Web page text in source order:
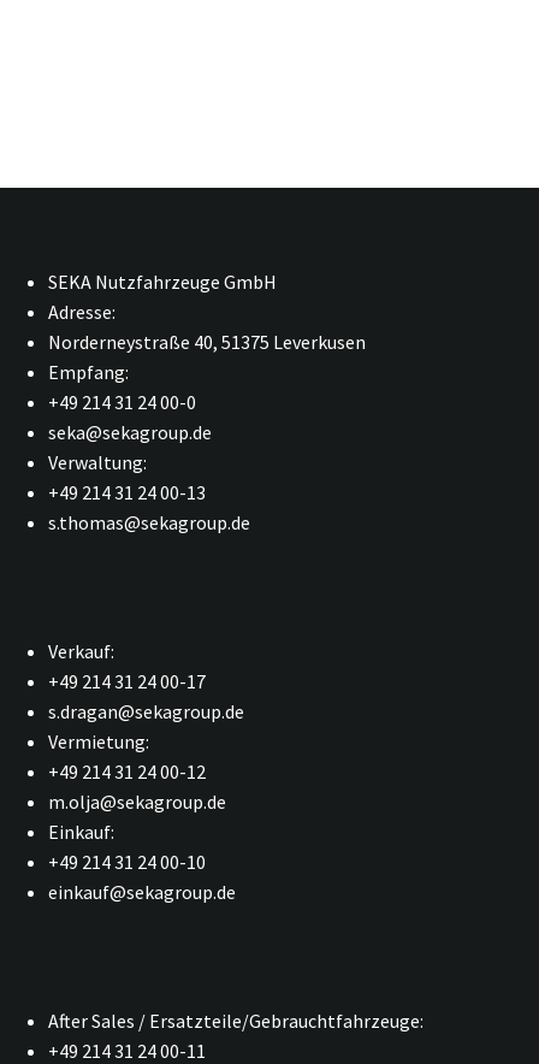
SEKA Nutzfahrzeuge GmbH
Adresse:
Norderneystraße 40, 51375 Leverkusen
Empfang:
+49 214 31 24 00-0
seka@sekagroup.de
Verwaltung:
+49 214 31 24 00-13
s.thomas@sekagroup.de
Verkauf:
+49 214 31 24 00-17
s.dragan@sekagroup.de
Vermietung:
+49 214 31 24 00-12
m.olja@sekagroup.de
Einkauf:
+49 214 31 24 00-10
einkauf@sekagroup.de
After Sales / Ersatzteile/Gebrauchtfahrzeuge:
+49 214 31 24 00-11